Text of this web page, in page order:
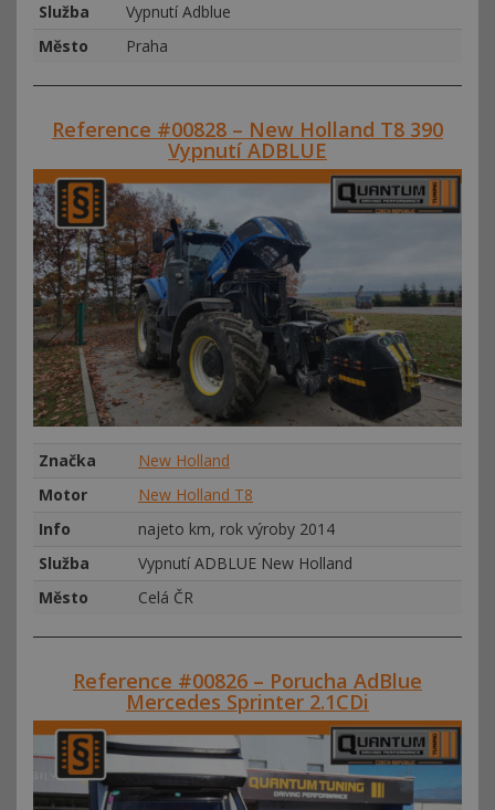
Služba
Vypnutí Adblue
Město
Praha
Reference #00828 – New Holland T8 390
Vypnutí ADBLUE
Značka
New Holland
Motor
New Holland T8
Info
najeto km, rok výroby 2014
Služba
Vypnutí ADBLUE New Holland
Město
Celá ČR
Reference #00826 – Porucha AdBlue
Mercedes Sprinter 2.1CDi